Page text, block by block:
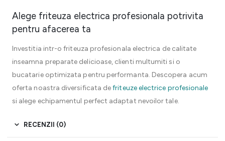
Alege friteuza electrica profesionala potrivita
pentru afacerea ta
Investitia intr-o friteuza profesionala electrica de calitate
inseamna preparate delicioase, clienti multumiti si o
bucatarie optimizata pentru performanta. Descopera acum
oferta noastra diversificata defriteuze electrice profesionale
si alege echipamentul perfect adaptat nevoilor tale.
RECENZII (0)